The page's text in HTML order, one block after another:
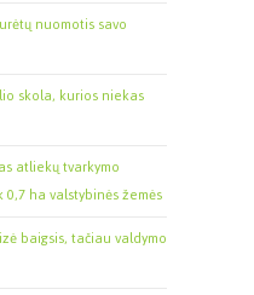
nuomotis savo
skola, kurios niekas
atliekų tvarkymo
ha valstybinės žemės
baigsis, tačiau valdymo